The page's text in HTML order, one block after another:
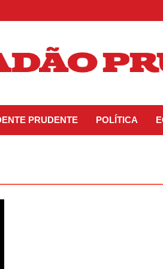
PRUDENTE POLÍTICA